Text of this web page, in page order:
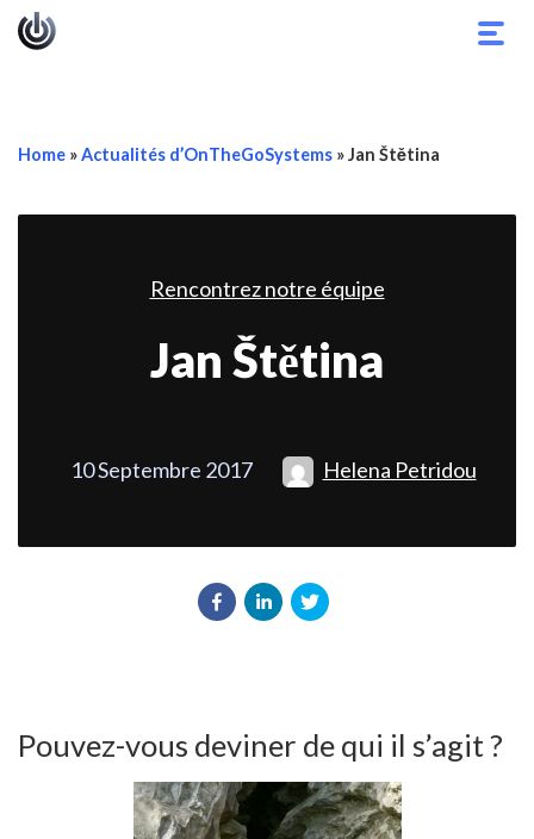
Home »Actualités d’OnTheGoSystems »Jan Štětina
Rencontrez notre équipe
Jan Štětina
10 Septembre 2017 Helena Petridou
Pouvez-vous deviner de qui il s’agit ?